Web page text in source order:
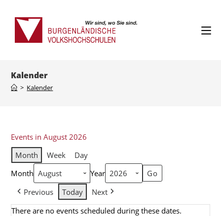
Kalender
> Kalender
Events in August 2026
Month
Week
Day
Month
Year
Previous
Today
Next
There are no events scheduled during these dates.